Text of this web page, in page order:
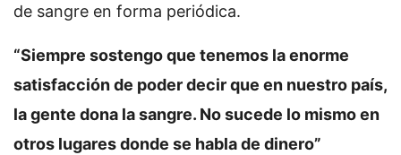
de sangre en forma periódica.
“Siempre sostengo que tenemos la enorme
satisfacción de poder decir que en nuestro país,
la gente dona la sangre. No sucede lo mismo en
otros lugares donde se habla de dinero”